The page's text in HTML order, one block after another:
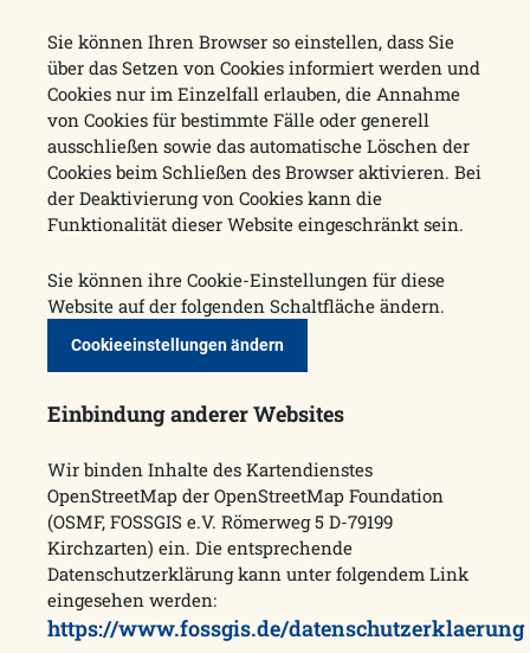
Sie können Ihren Browser so einstellen, dass Sie
über das Setzen von Cookies informiert werden und
Cookies nur im Einzelfall erlauben, die Annahme
von Cookies für bestimmte Fälle oder generell
ausschließen sowie das automatische Löschen der
Cookies beim Schließen des Browser aktivieren. Bei
der Deaktivierung von Cookies kann die
Funktionalität dieser Website eingeschränkt sein.
Sie können ihre Cookie-Einstellungen für diese
Website auf der folgenden Schaltfläche ändern.
Cookieeinstellungen ändern
Einbindung anderer Websites
Wir binden Inhalte des Kartendienstes
OpenStreetMap der OpenStreetMap Foundation
(OSMF, FOSSGIS e.V. Römerweg 5 D-79199
Kirchzarten) ein. Die entsprechende
Datenschutzerklärung kann unter folgendem Link
eingesehen werden:
https://www.fossgis.de/datenschutzerklaerung